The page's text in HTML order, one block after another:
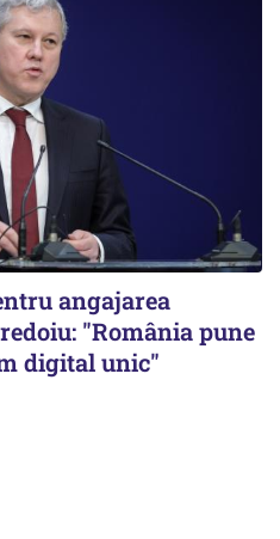
angajarea
"România pune
digital unic"